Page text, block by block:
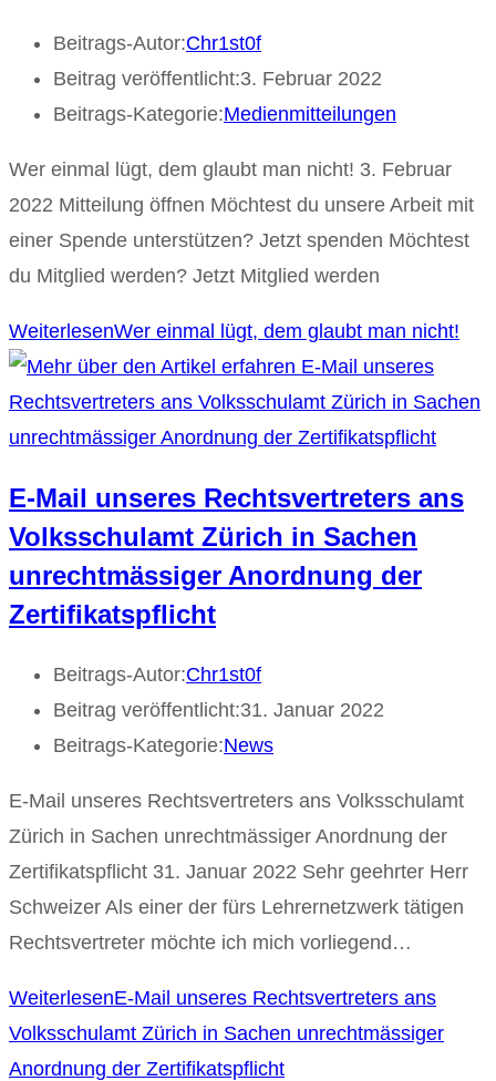
Beitrags-Autor:Chr1st0f
Beitrag veröffentlicht:3. Februar 2022
Beitrags-Kategorie:Medienmitteilungen
Wer einmal lügt, dem glaubt man nicht! 3. Februar
2022 Mitteilung öffnen Möchtest du unsere Arbeit mit
einer Spende unterstützen? Jetzt spenden Möchtest
du Mitglied werden? Jetzt Mitglied werden
WeiterlesenWer einmal lügt, dem glaubt man nicht!
E-Mail unseres Rechtsvertreters ans
Volksschulamt Zürich in Sachen
unrechtmässiger Anordnung der
Zertifikatspflicht
Beitrags-Autor:Chr1st0f
Beitrag veröffentlicht:31. Januar 2022
Beitrags-Kategorie:News
E-Mail unseres Rechtsvertreters ans Volksschulamt
Zürich in Sachen unrechtmässiger Anordnung der
Zertifikatspflicht 31. Januar 2022 Sehr geehrter Herr
Schweizer Als einer der fürs Lehrernetzwerk tätigen
Rechtsvertreter möchte ich mich vorliegend…
WeiterlesenE-Mail unseres Rechtsvertreters ans
Volksschulamt Zürich in Sachen unrechtmässiger
Anordnung der Zertifikatspflicht